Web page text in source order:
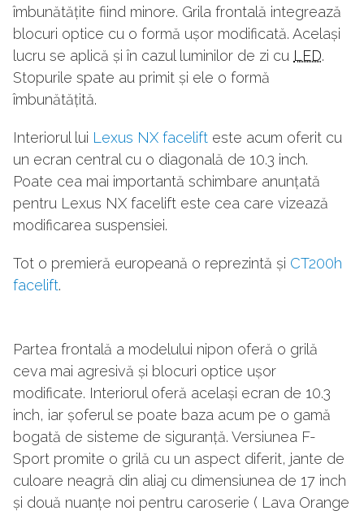
îmbunătățite fiind minore. Grila frontală integrează
blocuri optice cu o formă ușor modificată. Același
lucru se aplică și în cazul luminilor de zi cu LED.
Stopurile spate au primit și ele o formă
îmbunătățită.
Interiorul lui Lexus NX facelift este acum oferit cu
un ecran central cu o diagonală de 10.3 inch.
Poate cea mai importantă schimbare anunțată
pentru Lexus NX facelift este cea care vizează
modificarea suspensiei.
Tot o premieră europeană o reprezintă și CT200h
facelift.
Partea frontală a modelului nipon oferă o grilă
ceva mai agresivă și blocuri optice ușor
modificate. Interiorul oferă același ecran de 10.3
inch, iar șoferul se poate baza acum pe o gamă
bogată de sisteme de siguranță. Versiunea F-
Sport promite o grilă cu un aspect diferit, jante de
culoare neagră din aliaj cu dimensiunea de 17 inch
și două nuanțe noi pentru caroserie ( Lava Orange